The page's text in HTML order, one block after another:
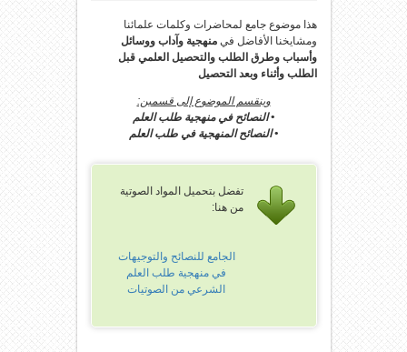
هذا موضوع جامع لمحاضرات وكلمات علمائنا
ومشايخنا الأفاضل فيمنهجية وآداب ووسائل
وأسباب وطرق الطلب والتحصيل العلمي قبل
الطلب وأثناء وبعد التحصيل
وينقسم الموضوع إلى قسمين:
• النصائح في منهجية طلب العلم
• النصائح المنهجية في طلب العلم
تفضل بتحميل المواد الصوتية
من هنا:
الجامع للنصائح والتوجيهات
في منهجية طلب العلم
الشرعي من الصوتيات